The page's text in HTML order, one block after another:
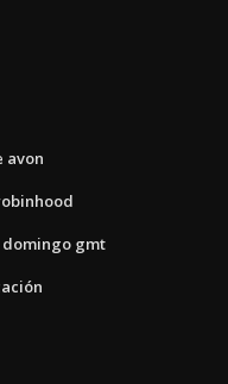
avon
domingo gmt